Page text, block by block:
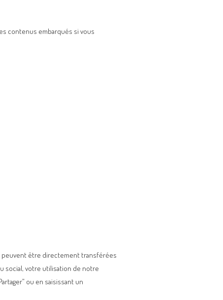
contenus embarqués si vous
peuvent être directement transférées
social, votre utilisation de notre
ou en saisissant un